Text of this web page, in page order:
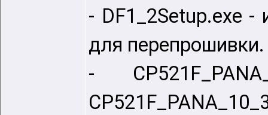
- DF1_2Setup.exe -
для перепрошивки.
-